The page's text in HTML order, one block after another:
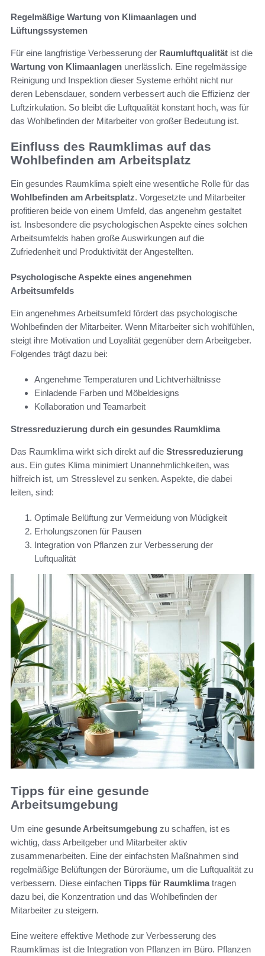
Regelmäßige Wartung von Klimaanlagen und
Lüftungssystemen
Für eine langfristige Verbesserung der Raumluftqualität ist die
Wartung von Klimaanlagen unerlässlich. Eine regelmässige
Reinigung und Inspektion dieser Systeme erhöht nicht nur
deren Lebensdauer, sondern verbessert auch die Effizienz der
Luftzirkulation. So bleibt die Luftqualität konstant hoch, was für
das Wohlbefinden der Mitarbeiter von großer Bedeutung ist.
Einfluss des Raumklimas auf das
Wohlbefinden am Arbeitsplatz
Ein gesundes Raumklima spielt eine wesentliche Rolle für das
Wohlbefinden am Arbeitsplatz. Vorgesetzte und Mitarbeiter
profitieren beide von einem Umfeld, das angenehm gestaltet
ist. Insbesondere die psychologischen Aspekte eines solchen
Arbeitsumfelds haben große Auswirkungen auf die
Zufriedenheit und Produktivität der Angestellten.
Psychologische Aspekte eines angenehmen
Arbeitsumfelds
Ein angenehmes Arbeitsumfeld fördert das psychologische
Wohlbefinden der Mitarbeiter. Wenn Mitarbeiter sich wohlfühlen,
steigt ihre Motivation und Loyalität gegenüber dem Arbeitgeber.
Folgendes trägt dazu bei:
Angenehme Temperaturen und Lichtverhältnisse
Einladende Farben und Möbeldesigns
Kollaboration und Teamarbeit
Stressreduzierung durch ein gesundes Raumklima
Das Raumklima wirkt sich direkt auf die Stressreduzierung
aus. Ein gutes Klima minimiert Unannehmlichkeiten, was
hilfreich ist, um Stresslevel zu senken. Aspekte, die dabei
leiten, sind:
Optimale Belüftung zur Vermeidung von Müdigkeit
Erholungszonen für Pausen
Integration von Pflanzen zur Verbesserung der
Luftqualität
Tipps für eine gesunde
Arbeitsumgebung
Um eine gesunde Arbeitsumgebung zu schaffen, ist es
wichtig, dass Arbeitgeber und Mitarbeiter aktiv
zusammenarbeiten. Eine der einfachsten Maßnahmen sind
regelmäßige Belüftungen der Büroräume, um die Luftqualität zu
verbessern. Diese einfachen Tipps für Raumklimatragen
dazu bei, die Konzentration und das Wohlbefinden der
Mitarbeiter zu steigern.
Eine weitere effektive Methode zur Verbesserung des
Raumklimas ist die Integration von Pflanzen im Büro. Pflanzen